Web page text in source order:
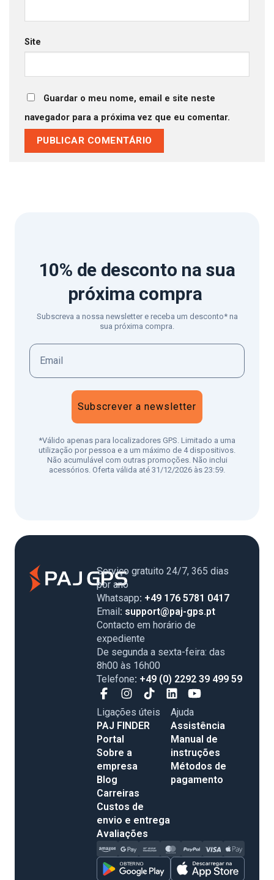
Site
Guardar o meu nome, email e site neste
navegador para a próxima vez que eu comentar.
10% de desconto na sua
próxima compra
Subscreva a nossa newsletter e receba um desconto* na
sua próxima compra.
Subscrever a newsletter
*Válido apenas para localizadores GPS. Limitado a uma
utilização por pessoa e a um máximo de 4 dispositivos.
Não acumulável com outras promoções. Não inclui
acessórios. Oferta válida até 31/12/2026 às 23:59.
Serviço gratuito 24/7, 365 dias
por ano
Whatsapp: +49 176 5781 0417
Email: support@paj-gps.pt
Contacto em horário de
expediente
De segunda a sexta-feira: das
8h00 às 16h00
Telefone: +49 (0) 2292 39 499 59
Ligações úteis
PAJ FINDER
Portal
Sobre a
empresa
Blog
Carreiras
Custos de
envio e entrega
Avaliações
Ajuda
Assistência
Manual de
instruções
Métodos de
pagamento